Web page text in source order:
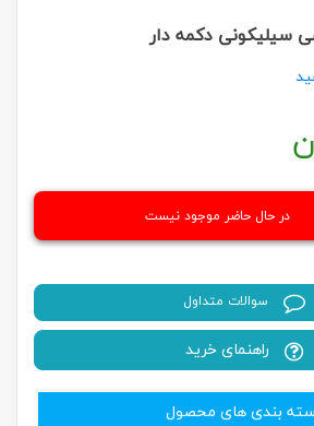
سیلیکونی دکمه دار
در حال حاضر موجود نیست
سوالات متداول
راهنمای خرید
بندی های محصول